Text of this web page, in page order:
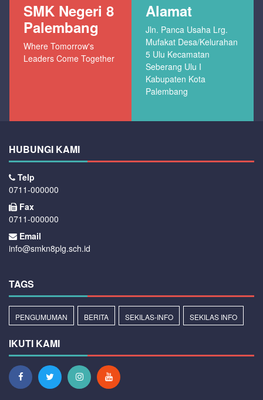
SMK Negeri 8
Palembang
Where Tomorrow's
Leaders Come Together
Alamat
Jln. Panca Usaha Lrg.
Mufakat Desa/Kelurahan
5 Ulu Kecamatan
Seberang Ulu I
Kabupaten Kota
Palembang
HUBUNGI KAMI
Telp
0711-000000
Fax
0711-000000
Email
info@smkn8plg.sch.id
TAGS
PENGUMUMAN BERITA SEKILAS-INFO SEKILAS INFO
IKUTI KAMI